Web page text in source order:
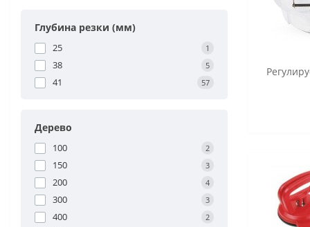
Глубина резки (мм)
25 1
38 5
41 57
Дерево
100 2
150 3
200 4
300 3
400 2